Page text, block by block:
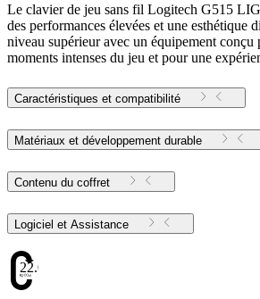
Le clavier de jeu sans fil Logitech G515
des performances élevées et une esthétique
niveau supérieur avec un équipement conçu
moments intenses du jeu et pour une
Caractéristiques et compatibilité
Matériaux et développement durable
Contenu du coffret
Logiciel et Assistance
22.09